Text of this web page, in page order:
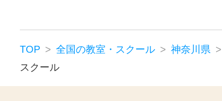
日ノ出町駅(3)
北山田駅(神奈川
伊勢佐木長者町駅(2)
元住吉駅
石上駅(2)
十日市場駅(神奈川)(2)
鴨宮駅(
TOP 全国の教室・スクール
神奈川県
スクール